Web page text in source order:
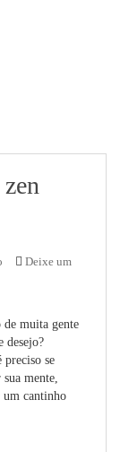
Deixe um
de muita gente
desejo?
preciso se
mente,
um cantinho